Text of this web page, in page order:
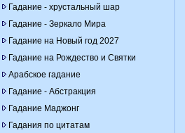
Гадание - хрустальный шар
Гадание - Зеркало Мира
Гадание на Новый год 2027
Гадание на Рождество и Святки
Арабское гадание
Гадание - Абстракция
Гадание Маджонг
Гадания по цитатам